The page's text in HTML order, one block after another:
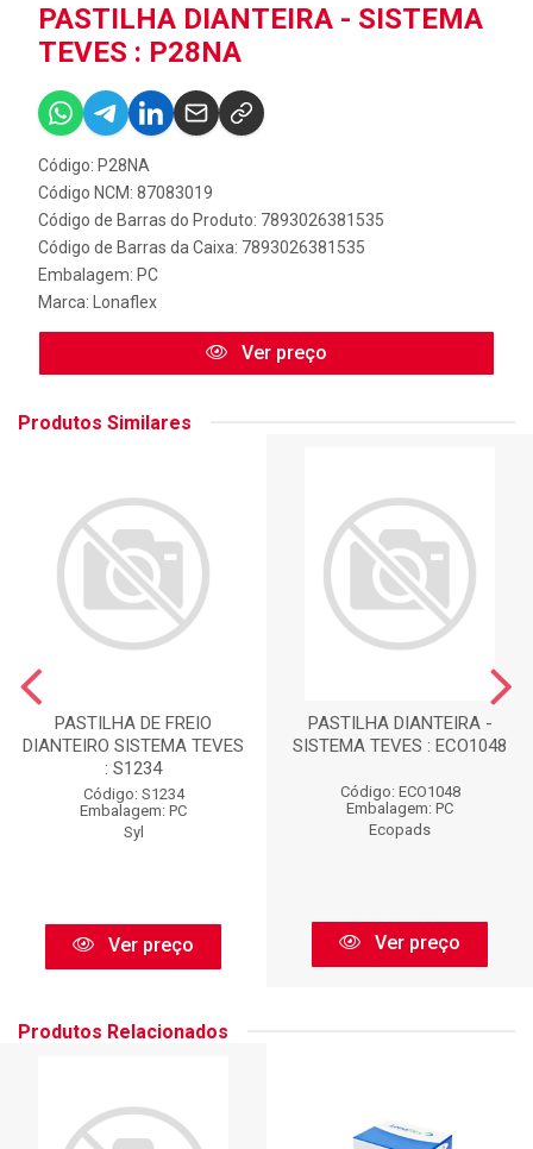
PASTILHA DIANTEIRA - SISTEMA
TEVES : P28NA
Código: P28NA
Código NCM: 87083019
Código de Barras do Produto: 7893026381535
Código de Barras da Caixa: 7893026381535
Embalagem: PC
Marca:
Lonaflex
Ver preço
Produtos Similares
PASTILHA DE FREIO
DIANTEIRO SISTEMA TEVES
: S1234
Código: S1234
Embalagem: PC
Syl
Ver preço
PASTILHA DIANTEIRA -
SISTEMA TEVES : ECO1048
Código: ECO1048
Embalagem: PC
Ecopads
Ver preço
Produtos Relacionados